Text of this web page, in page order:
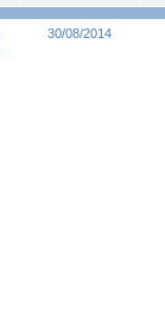
30/08/2014